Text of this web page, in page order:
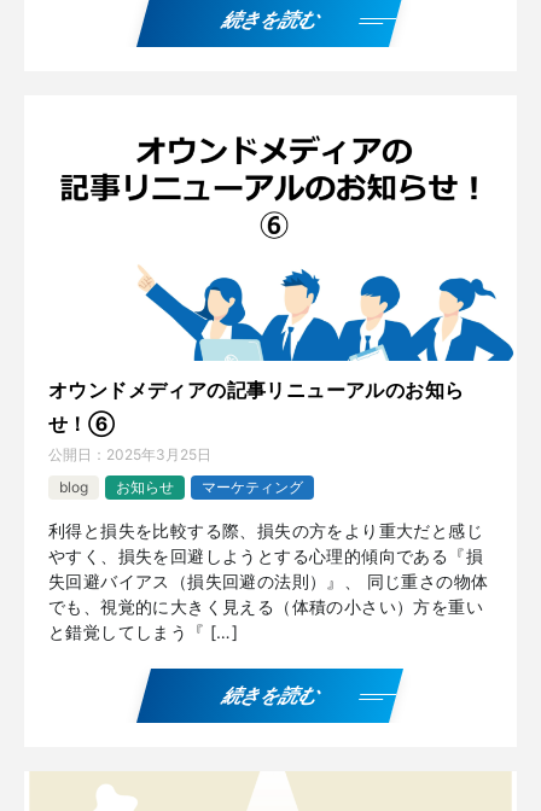
続きを読む
オウンドメディアの記事リニューアルのお知ら
せ！⑥
公開日： 2025年3月25日
blog
お知らせ マーケティング
利得と損失を比較する際、損失の方をより重大だと感じ
やすく、損失を回避しようとする心理的傾向である『損
失回避バイアス（損失回避の法則）』、 同じ重さの物体
でも、視覚的に大きく見える（体積の小さい）方を重い
と錯覚してしまう『 […]
続きを読む